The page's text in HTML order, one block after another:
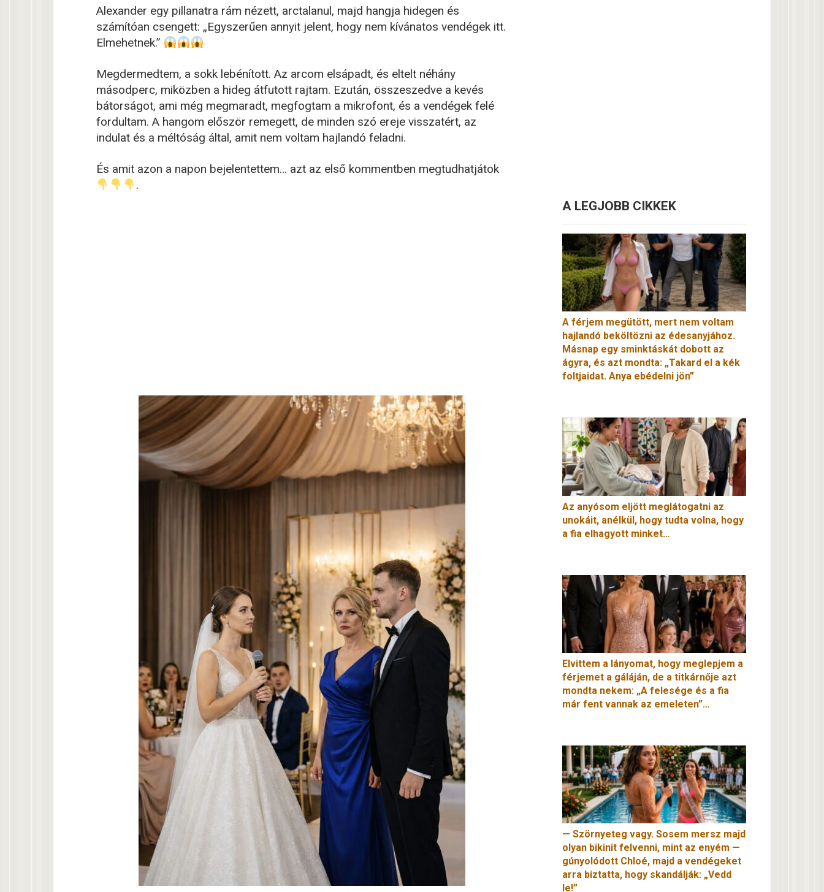
Alexander egy pillanatra rám nézett, arctalanul, majd hangja hidegen és
számítóan csengett: „Egyszerűen annyit jelent, hogy nem kívánatos vendégek itt.
Elmehetnek.”
Megdermedtem, a sokk lebénított. Az arcom elsápadt, és eltelt néhány
másodperc, miközben a hideg átfutott rajtam. Ezután, összeszedve a kevés
bátorságot, ami még megmaradt, megfogtam a mikrofont, és a vendégek felé
fordultam. A hangom először remegett, de minden szó ereje visszatért, az
indulat és a méltóság által, amit nem voltam hajlandó feladni.
És amit azon a napon bejelentettem… azt az első kommentben megtudhatjátok
.
A LEGJOBB CIKKEK
A férjem megütött, mert nem voltam
hajlandó beköltözni az édesanyjához.
Másnap egy sminktáskát dobott az
ágyra, és azt mondta: „Takard el a kék
foltjaidat. Anya ebédelni jön”
Az anyósom eljött meglátogatni az
unokáit, anélkül, hogy tudta volna, hogy
a fia elhagyott minket…
Elvittem a lányomat, hogy meglepjem a
férjemet a gáláján, de a titkárnője azt
mondta nekem: „A felesége és a fia
már fent vannak az emeleten”…
— Szörnyeteg vagy. Sosem mersz majd
olyan bikinit felvenni, mint az enyém —
gúnyolódott Chloé, majd a vendégeket
arra biztatta, hogy skandálják: „Vedd
le!”